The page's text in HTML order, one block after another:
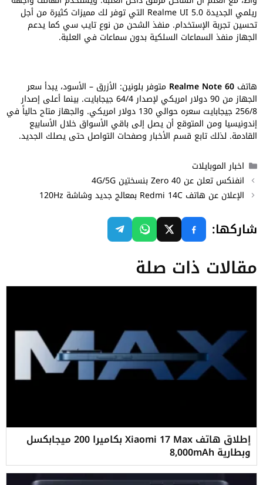
ريلمي الجديدة Realme UI 5.0 التي توفر لك مميزات كثيرة من أجل
تحسين تجربة الإستخدام. منفذ الشحن من نوع تايب سي كما يدعم
الجهاز منفذ السماعات السلكية بدون سماعات في العلبة.
هاتف Realme Note 60 متوفر بلونين: الأزرق – الأسود، يبدأ سعر
الجهاز من 90 دولار امريكي لإصدار 64/4 جيجابايت. بينما أعلى إصدار
256/8 جيجابايت سعره حوالي 130 دولار امريكي. والجهاز متاح حالياً في
إندونيسيا ومن المتوقع أن يصل إلى باقي الأسواق خلال الأسابيع
القادمة. لذلك تابع قسم الأخبار وصفحات التواصل حتى يصلك الجديد.
التصنيفات
اخبار الموبايلات
انفنكس تعلن عن Zero 40 بنسختين 4G/5G
الإعلان عن هاتف Redmi 14C بمعالج جديد وشاشة 120Hz
شاركها:
مقالات ذات صلة
إطلاق هاتف Xiaomi 17 Max بكاميرا 200 ميجابكسل
وبطارية 8,000mAh